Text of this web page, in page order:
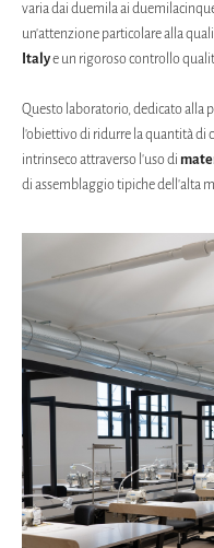
varia dai duemila ai
un'attenzione particolare alla
Italye un rigoroso controllo
Questo laboratorio, dedicato alla
l'obiettivo di ridurre la quantità di
intrinseco attraverso l'uso di
di assemblaggio tipiche dell'alta